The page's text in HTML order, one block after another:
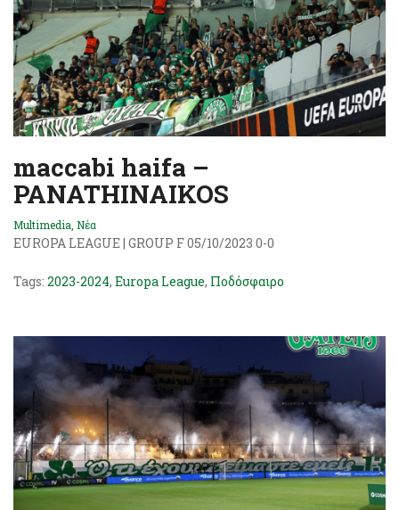
maccabi haifa –
PANATHINAIKOS
Multimedia Νέα
EUROPA LEAGUE | GROUP F 05/10/2023 0-0
Tags: 2023-2024, Europa League, Ποδόσφαιρο